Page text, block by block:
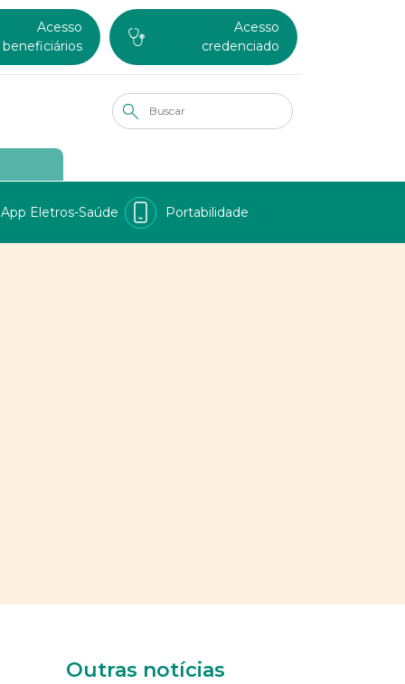
Acesso
beneficiários
Acesso
credenciado
App Eletros-Saúde Portabilidade
Outras notícias